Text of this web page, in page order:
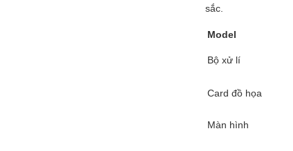
sắc.
Model
Bộ xử lí
Card đồ họa
Màn hình